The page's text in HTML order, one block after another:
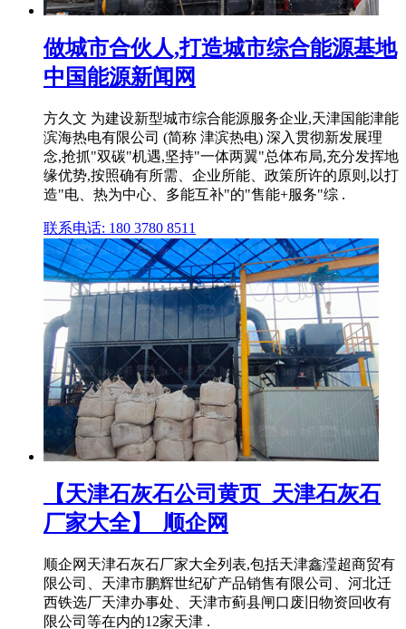
做城市合伙人,打造城市综合能源基地
中国能源新闻网
方久文 为建设新型城市综合能源服务企业,天津国能津能
滨海热电有限公司 (简称 津滨热电) 深入贯彻新发展理
念,抢抓"双碳"机遇,坚持"一体两翼"总体布局,充分发挥地
缘优势,按照确有所需、企业所能、政策所许的原则,以打
造"电、热为中心、多能互补"的"售能+服务"综 .
联系电话: 180 3780 8511
【天津石灰石公司黄页_天津石灰石
厂家大全】_顺企网
顺企网天津石灰石厂家大全列表,包括天津鑫滢超商贸有
限公司、天津市鹏辉世纪矿产品销售有限公司、河北迁
西铁选厂天津办事处、天津市蓟县闸口废旧物资回收有
限公司等在内的12家天津 .